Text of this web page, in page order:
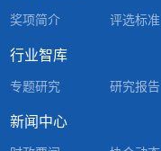
奖项简介 评选标准
行业智库
专题研究 研究报告
新闻中心